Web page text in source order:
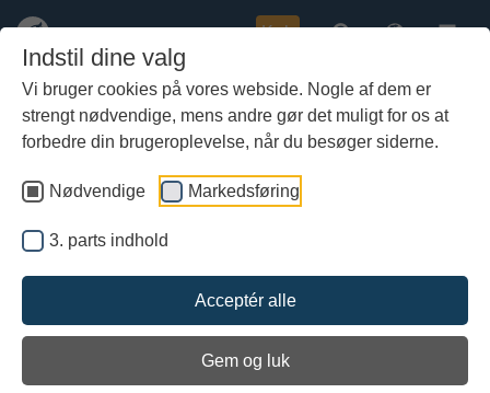
Indstil dine valg
Vi bruger cookies på vores webside. Nogle af dem er
strengt nødvendige, mens andre gør det muligt for os at
forbedre din brugeroplevelse, når du besøger siderne.
Nødvendige Markedsføring
3. parts indhold
Acceptér alle
Gem og luk
indhold
Køb
Scene fra Bayeux Tapetet, et billedtæppe fra 1000-tallet. Manden i forstævnen måler
Instrumentnavigation i
Vikingetiden?
For det moderne menneske er det næsten umuligt at forestille sig,